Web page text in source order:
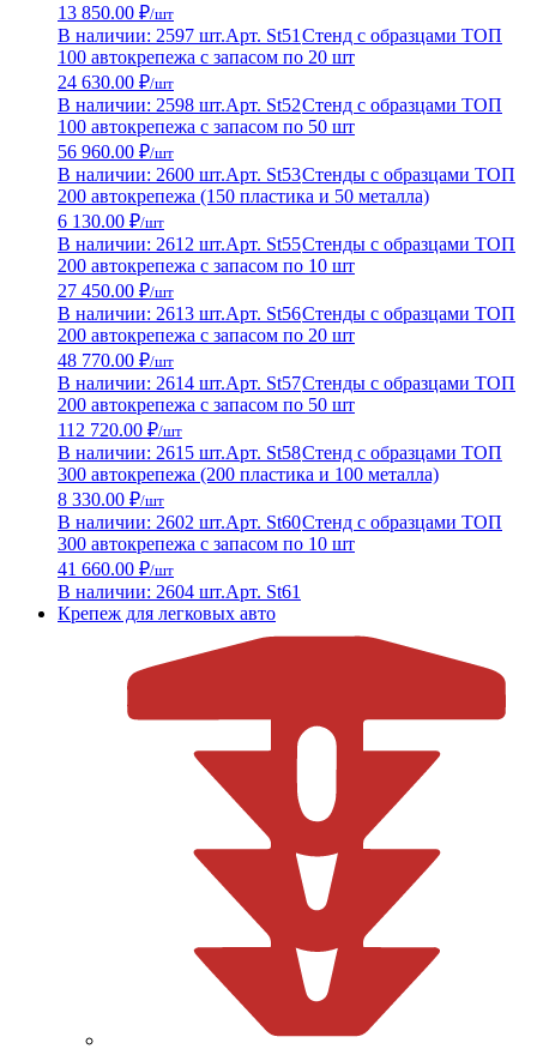
13 850.00 ₽/шт
В наличии: 2597 шт.Арт. St51 Стенд с образцами ТОП
100 автокрепежа с запасом по 20 шт
24 630.00 ₽/шт
В наличии: 2598 шт.Арт. St52Стенд с образцами ТОП
100 автокрепежа с запасом по 50 шт
56 960.00 ₽/шт
В наличии: 2600 шт.Арт. St53Стенды с образцами ТОП
200 автокрепежа (150 пластика и 50 металла)
6 130.00 ₽/шт
В наличии: 2612 шт.Арт. St55Стенды с образцами ТОП
200 автокрепежа с запасом по 10 шт
27 450.00 ₽/шт
В наличии: 2613 шт.Арт. St56Стенды с образцами ТОП
200 автокрепежа с запасом по 20 шт
48 770.00 ₽/шт
В наличии: 2614 шт.Арт. St57Стенды с образцами ТОП
200 автокрепежа с запасом по 50 шт
112 720.00 ₽/шт
В наличии: 2615 шт.Арт. St58Стенд с образцами ТОП
300 автокрепежа (200 пластика и 100 металла)
8 330.00 ₽/шт
В наличии: 2602 шт.Арт. St60Стенд с образцами ТОП
300 автокрепежа с запасом по 10 шт
41 660.00 ₽/шт
В наличии: 2604 шт.Арт. St61
Крепеж для легковых авто